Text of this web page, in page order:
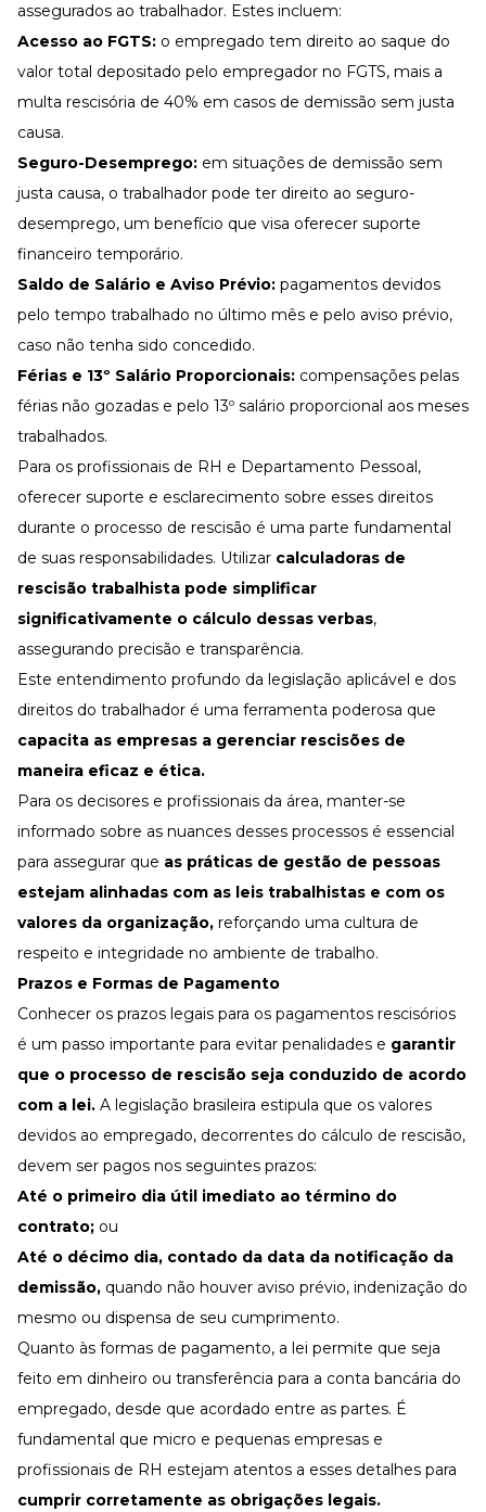
assegurados ao trabalhador. Estes incluem:
Acesso ao FGTS: o empregado tem direito ao saque do
valor total depositado pelo empregador no FGTS, mais a
multa rescisória de 40% em casos de demissão sem justa
causa.
Seguro-Desemprego: em situações de demissão sem
justa causa, o trabalhador pode ter direito ao seguro-
desemprego, um benefício que visa oferecer suporte
financeiro temporário.
Saldo de Salário e Aviso Prévio: pagamentos devidos
pelo tempo trabalhado no último mês e pelo aviso prévio,
caso não tenha sido concedido.
Férias e 13º Salário Proporcionais: compensações pelas
férias não gozadas e pelo 13º salário proporcional aos meses
trabalhados.
Para os profissionais de RH e Departamento Pessoal,
oferecer suporte e esclarecimento sobre esses direitos
durante o processo de rescisão é uma parte fundamental
de suas responsabilidades. Utilizar calculadoras de
rescisão trabalhista pode simplificar
significativamente o cálculo dessas verbas,
assegurando precisão e transparência.
Este entendimento profundo da legislação aplicável e dos
direitos do trabalhador é uma ferramenta poderosa que
capacita as empresas a gerenciar rescisões de
maneira eficaz e ética.
Para os decisores e profissionais da área, manter-se
informado sobre as nuances desses processos é essencial
para assegurar que as práticas de gestão de pessoas
estejam alinhadas com as leis trabalhistas e com os
valores da organização, reforçando uma cultura de
respeito e integridade no ambiente de trabalho.
Prazos e Formas de Pagamento
Conhecer os prazos legais para os pagamentos rescisórios
é um passo importante para evitar penalidades e garantir
que o processo de rescisão seja conduzido de acordo
com a lei. A legislação brasileira estipula que os valores
devidos ao empregado, decorrentes do cálculo de rescisão,
devem ser pagos nos seguintes prazos:
Até o primeiro dia útil imediato ao término do
contrato; ou
Até o décimo dia, contado da data da notificação da
demissão, quando não houver aviso prévio, indenização do
mesmo ou dispensa de seu cumprimento.
Quanto às formas de pagamento, a lei permite que seja
feito em dinheiro ou transferência para a conta bancária do
empregado, desde que acordado entre as partes. É
fundamental que micro e pequenas empresas e
profissionais de RH estejam atentos a esses detalhes para
cumprir corretamente as obrigações legais.